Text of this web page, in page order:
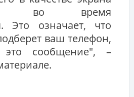
во время
Это означает, что
ваш телефон,
сообщение", –